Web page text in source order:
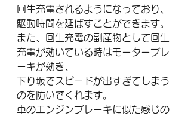
回生充電されるようになっており、
駆動時間を延ばすことができます。
また、回生充電の副産物として回生
充電が効いている時はモーターブレ
ーキが効き、
下り坂でスピードが出すぎてしまう
のを防いでくれます。
車のエンジンブレーキに似た感じの